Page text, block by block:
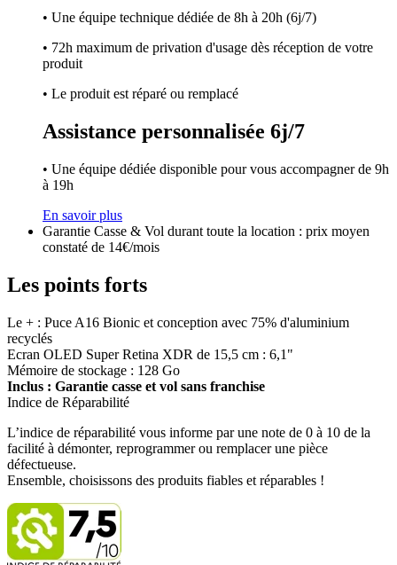
• Une équipe technique dédiée de 8h à 20h (6j/7)
• 72h maximum de privation d'usage dès réception de votre
produit
• Le produit est réparé ou remplacé
Assistance personnalisée 6j/7
• Une équipe dédiée disponible pour vous accompagner de 9h
à 19h
En savoir plus
Garantie Casse & Vol durant toute la location : prix moyen
constaté de 14€/mois
Les points forts
Le + : Puce A16 Bionic et conception avec 75% d'aluminium
recyclés
Ecran OLED Super Retina XDR de 15,5 cm : 6,1"
Mémoire de stockage : 128 Go
Inclus : Garantie casse et vol sans franchise
Indice de Réparabilité
L’indice de réparabilité vous informe par une note de 0 à 10 de la
facilité à démonter, reprogrammer ou remplacer une pièce
défectueuse.
Ensemble, choisissons des produits fiables et réparables !